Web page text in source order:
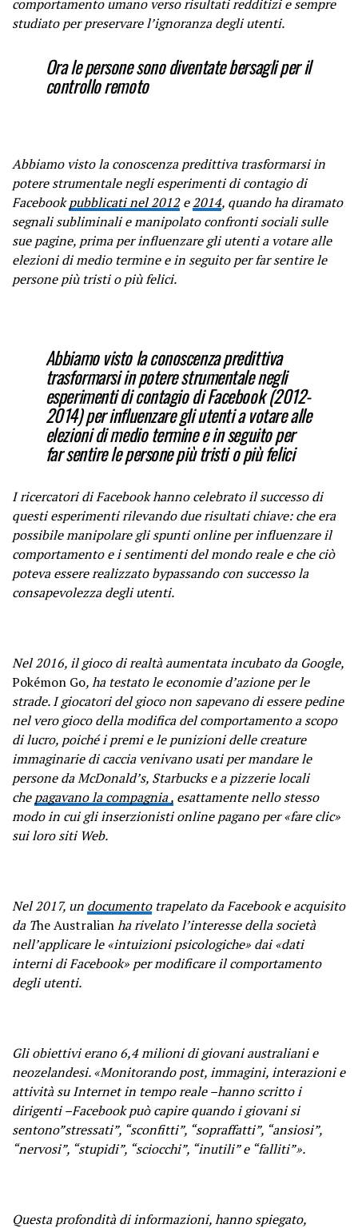
comportamento umano verso risultati redditizi e sempre
studiato per preservare l’ignoranza degli utenti.
Ora le persone sono diventate bersagli per il
controllo remoto
Abbiamo visto la conoscenza predittiva trasformarsi in
potere strumentale negli esperimenti di contagio di
Facebookpubblicati nel 2012e2014, quando ha diramato
segnali subliminali e manipolato confronti sociali sulle
sue pagine, prima per influenzare gli utenti a votare alle
elezioni di medio termine e in seguito per far sentire le
persone più tristi o più felici.
Abbiamo visto la conoscenza predittiva
trasformarsi in potere strumentale negli
esperimenti di contagio di Facebook (2012-
2014) per influenzare gli utenti a votare alle
elezioni di medio termine e in seguito per
far sentire le persone più tristi o più felici
I ricercatori di Facebook hanno celebrato il successo di
questi esperimenti rilevando due risultati chiave: che era
possibile manipolare gli spunti online per influenzare il
comportamento e i sentimenti del mondo reale e che ciò
poteva essere realizzato bypassando con successo la
consapevolezza degli utenti.
Nel 2016, il gioco di realtà aumentata incubato da Google,
Pokémon Go, ha testato le economie d’azione per le
strade. I giocatori del gioco non sapevano di essere pedine
nel vero gioco della modifica del comportamento a scopo
di lucro, poiché i premi e le punizioni delle creature
immaginarie di caccia venivano usati per mandare le
persone da McDonald’s, Starbucks e a pizzerie locali
chepagavano la compagnia , esattamente nello stesso
modo in cui gli inserzionisti online pagano per «fare clic»
sui loro siti Web.
Nel 2017, un documentotrapelato da Facebook e acquisito
da The Australianha rivelato l’interesse della società
nell’applicare le «intuizioni psicologiche» dai «dati
interni di Facebook» per modificare il comportamento
degli utenti.
Gli obiettivi erano 6,4 milioni di giovani australiani e
neozelandesi. «Monitorando post, immagini, interazioni e
attività su Internet in tempo reale –hanno scritto i
dirigenti –Facebook può capire quando i giovani si
sentono”stressati”, “sconfitti”, “sopraffatti”, “ansiosi”,
“nervosi”, “stupidi”, “sciocchi”, “inutili” e “falliti”».
Questa profondità di informazioni, hanno spiegato,